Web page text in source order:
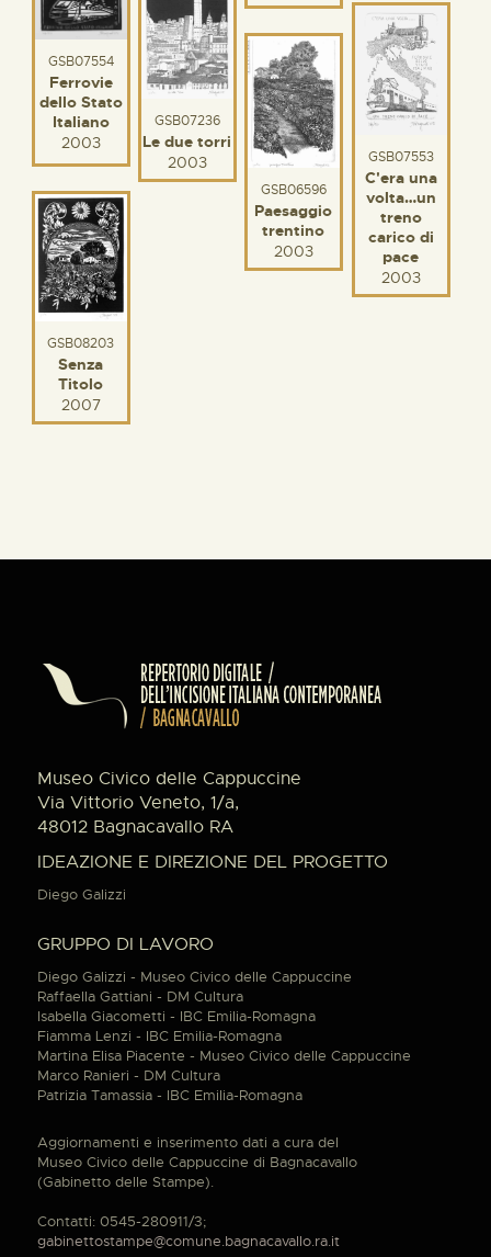
GSB07236
Le due torri
2003
GSB07554
Ferrovie
dello Stato
Italiano
2003
GSB07553
C'era una
volta…un
treno
carico di
pace
2003
GSB06596
Paesaggio
trentino
2003
GSB08203
Senza
Titolo
2007
Museo Civico delle Cappuccine
Via Vittorio Veneto, 1/a,
48012 Bagnacavallo RA
IDEAZIONE E DIREZIONE DEL PROGETTO
Diego Galizzi
GRUPPO DI LAVORO
Diego Galizzi - Museo Civico delle Cappuccine
Raffaella Gattiani - DM Cultura
Isabella Giacometti - IBC Emilia-Romagna
Fiamma Lenzi - IBC Emilia-Romagna
Martina Elisa Piacente - Museo Civico delle Cappuccine
Marco Ranieri - DM Cultura
Patrizia Tamassia - IBC Emilia-Romagna
Aggiornamenti e inserimento dati a cura del
Museo Civico delle Cappuccine di Bagnacavallo
(Gabinetto delle Stampe).
Contatti: 0545-280911/3;
gabinettostampe@comune.bagnacavallo.ra.it